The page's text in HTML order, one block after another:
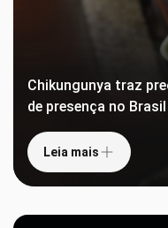
Chikungunya traz
de presença no Brasil
Leia mais